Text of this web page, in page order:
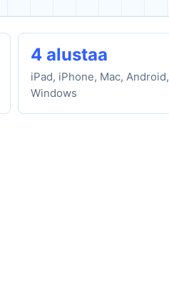
4 alustaa
iPad, iPhone, Mac, Android,
Windows